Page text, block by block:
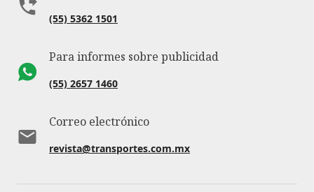
(55) 5362 1501
Para informes sobre publicidad
(55) 2657 1460
Correo electrónico
revista@transportes.com.mx